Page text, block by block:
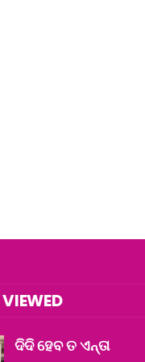
ଦିଦି ହେବ ତ ଏନ୍ତା